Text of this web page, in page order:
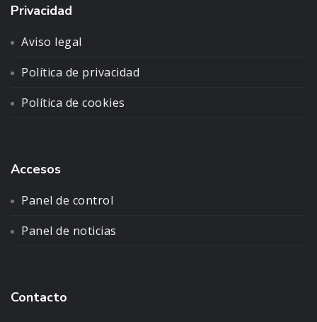
Privacidad
Aviso legal
Política de privacidad
Política de cookies
Accesos
Panel de control
Panel de noticias
Contacto